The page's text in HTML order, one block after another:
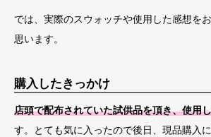
では、実際のスウォッチや使用した感想を
思います。
購入したきっかけ
店頭で配布されていた試供品を頂き、使用
す。とても気に入ったので後日、現品購入に